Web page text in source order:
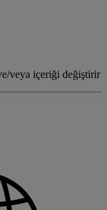
veya içeriği değiştirir